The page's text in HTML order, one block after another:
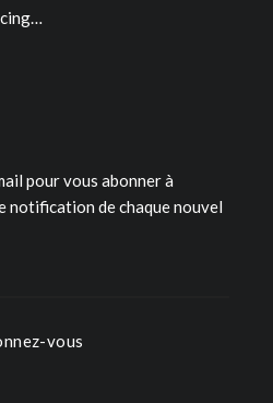
pour vous abonner à
notification de chaque nouvel
vous